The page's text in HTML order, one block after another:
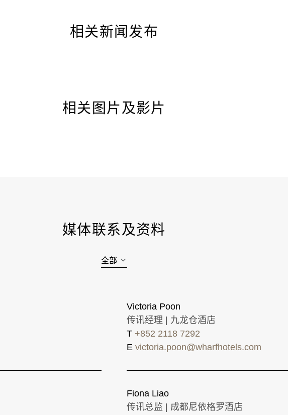
相关新闻发布
相关图片及影片
媒体联系及资料
全部
Victoria Poon
传讯经理 | 九龙仓酒店
T +852 2118 7292
E victoria.poon@wharfhotels.com
Fiona Liao
传讯总监 | 成都尼依格罗酒店